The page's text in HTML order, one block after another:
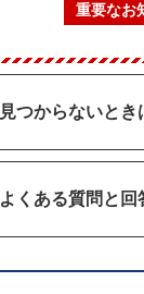
重要なお
見つからないとき
よくある質問と回